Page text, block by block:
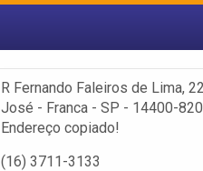
Fazer login
Criar conta
R Fernando Faleiros de Lima,
José - Franca - SP - 14400-820
Endereço copiado!
(16) 3711-3133